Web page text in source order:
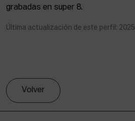
grabadas en super 8.
Última actualización de este perfil: 2025
Volver